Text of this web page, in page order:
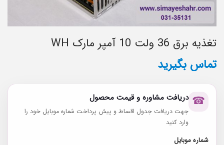
تغذیه برق 36 ولت 10 آمپر مارک WH
تماس بگیرید
☎ دریافت مشاوره و قیمت محصول
جهت دریافت جدول اقساط و پیش پرداخت شماره موبایل خود را
وارد کنید
شماره موبایل